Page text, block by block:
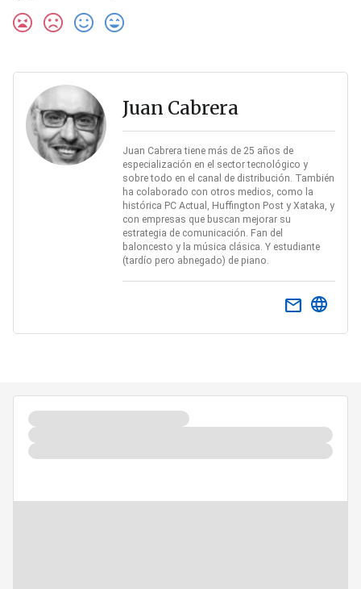
Juan Cabrera
Juan Cabrera tiene más de 25 años de
especialización en el sector tecnológico y
sobre todo en el canal de distribución. También
ha colaborado con otros medios, como la
histórica PC Actual, Huffington Post y Xataka, y
con empresas que buscan mejorar su
estrategia de comunicación. Fan del
baloncesto y la música clásica. Y estudiante
(tardío pero abnegado) de piano.
email